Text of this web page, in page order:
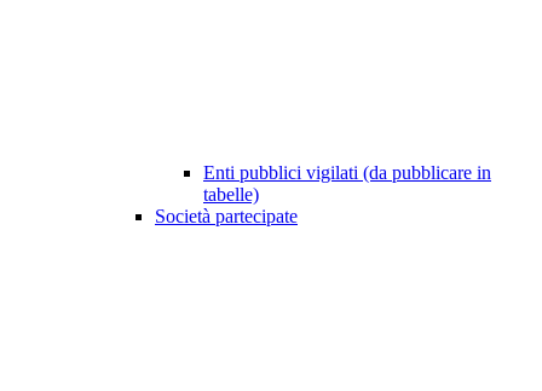
Enti pubblici vigilati (da pubblicare in
tabelle)
Società partecipate